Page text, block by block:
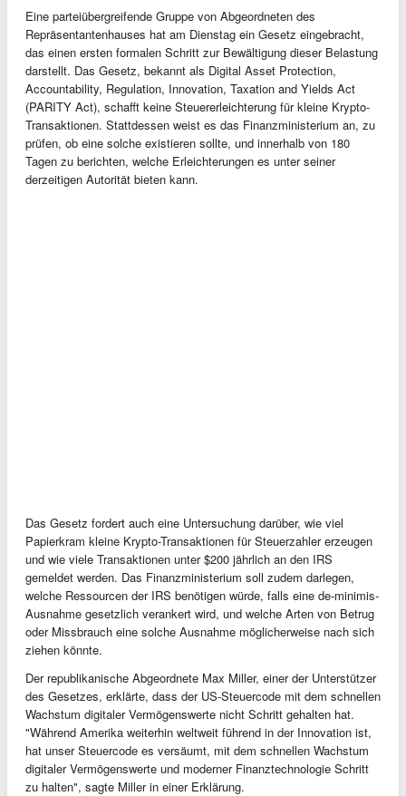
Eine parteiübergreifende Gruppe von Abgeordneten des
Repräsentantenhauses hat am Dienstag ein Gesetz eingebracht,
das einen ersten formalen Schritt zur Bewältigung dieser Belastung
darstellt. Das Gesetz, bekannt als Digital Asset Protection,
Accountability, Regulation, Innovation, Taxation and Yields Act
(PARITY Act), schafft keine Steuererleichterung für kleine Krypto-
Transaktionen. Stattdessen weist es das Finanzministerium an, zu
prüfen, ob eine solche existieren sollte, und innerhalb von 180
Tagen zu berichten, welche Erleichterungen es unter seiner
derzeitigen Autorität bieten kann.
Das Gesetz fordert auch eine Untersuchung darüber, wie viel
Papierkram kleine Krypto-Transaktionen für Steuerzahler erzeugen
und wie viele Transaktionen unter $200 jährlich an den IRS
gemeldet werden. Das Finanzministerium soll zudem darlegen,
welche Ressourcen der IRS benötigen würde, falls eine de-minimis-
Ausnahme gesetzlich verankert wird, und welche Arten von Betrug
oder Missbrauch eine solche Ausnahme möglicherweise nach sich
ziehen könnte.
Der republikanische Abgeordnete Max Miller, einer der Unterstützer
des Gesetzes, erklärte, dass der US-Steuercode mit dem schnellen
Wachstum digitaler Vermögenswerte nicht Schritt gehalten hat.
"Während Amerika weiterhin weltweit führend in der Innovation ist,
hat unser Steuercode es versäumt, mit dem schnellen Wachstum
digitaler Vermögenswerte und moderner Finanztechnologie Schritt
zu halten", sagte Miller in einer Erklärung.